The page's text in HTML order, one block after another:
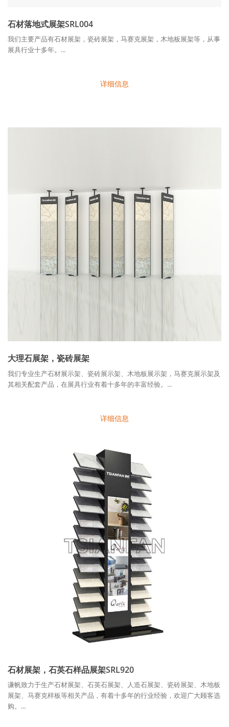
石材落地式展架SRL004
我们主要产品有石材展架，瓷砖展架，马赛克展架，木地板展架等，从事
展具行业十多年。...
详细信息
大理石展架，瓷砖展架
我们专业生产石材展示架、瓷砖展示架、木地板展示架，马赛克展示架及
其相关配套产品，在展具行业有着十多年的丰富经验。...
详细信息
石材展架，石英石样品展架SRL920
谦帆致力于生产石材展架、石英石展架、人造石展架、瓷砖展架、木地板
展架、马赛克样板等相关产品，有着十多年的行业经验，欢迎广大顾客选
购。...